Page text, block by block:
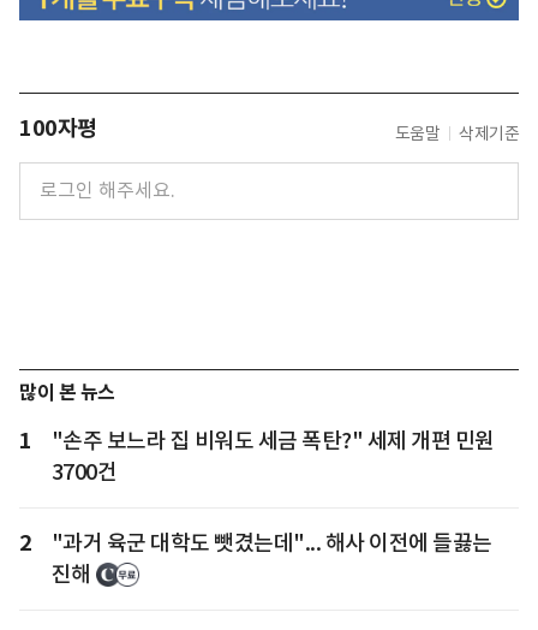
100자평 도움말 삭제기준
많이 본 뉴스
1
"손주 보느라 집 비워도 세금 폭탄?" 세제 개편 민원
3700건
2
"과거 육군 대학도 뺏겼는데"... 해사 이전에 들끓는
진해